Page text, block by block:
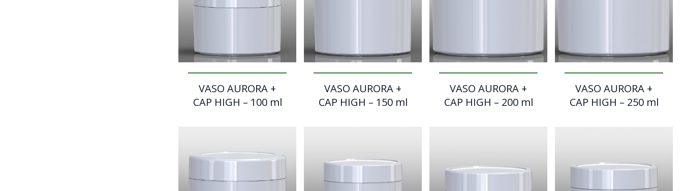
VASO AURORA +
CAP HIGH – 100 ml
VASO AURORA +
CAP HIGH – 150 ml
VASO AURORA +
CAP HIGH – 200 ml
VASO AURORA +
CAP HIGH – 250 ml